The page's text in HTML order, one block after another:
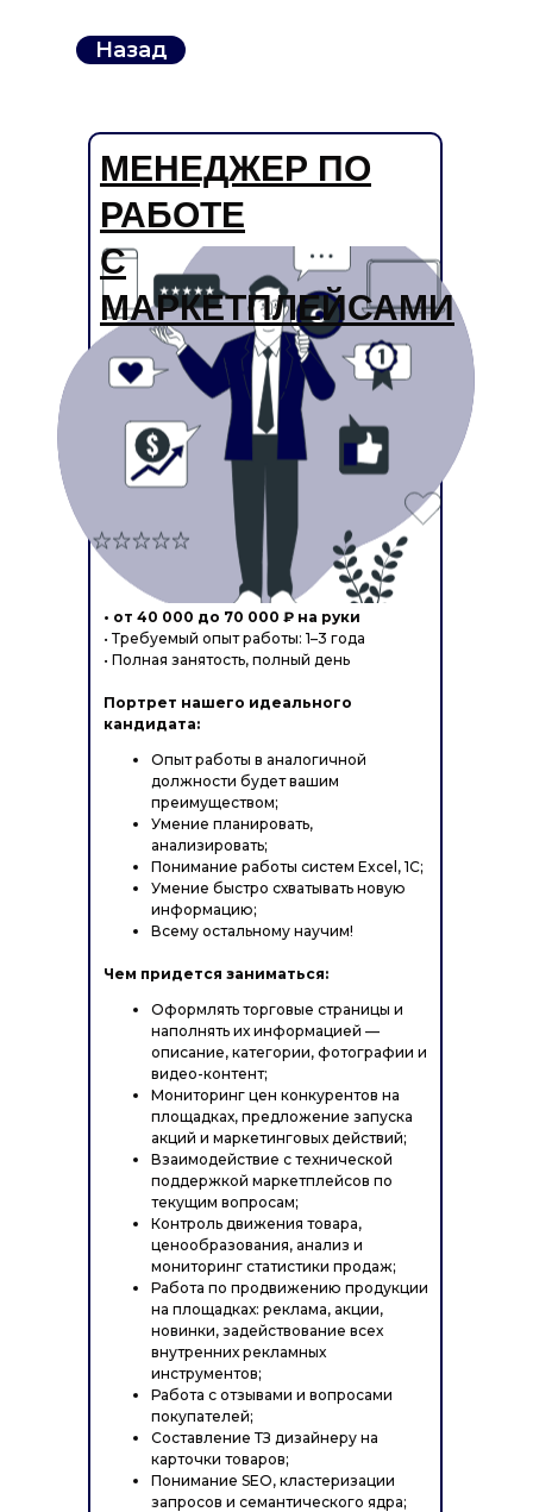
Назад
• от 40 000 до 70 000 ₽ на руки
• Требуемый опыт работы: 1–3 года
• Полная занятость, полный день
Портрет нашего идеального
кандидата:
Опыт работы в аналогичной
должности будет вашим
преимуществом;
Умение планировать,
анализировать;
Понимание работы систем Excel, 1C;
Умение быстро схватывать новую
информацию;
Всему остальному научим!
Чем придется заниматься:
Оформлять торговые страницы и
наполнять их информацией —
описание, категории, фотографии и
видео-контент;
Мониторинг цен конкурентов на
площадках, предложение запуска
акций и маркетинговых действий;
Взаимодействие с технической
поддержкой маркетплейсов по
текущим вопросам;
Контроль движения товара,
ценообразования, анализ и
мониторинг статистики продаж;
Работа по продвижению продукции
на площадках: реклама, акции,
новинки, задействование всех
внутренних рекламных
инструментов;
Работа с отзывами и вопросами
покупателей;
Составление ТЗ дизайнеру на
карточки товаров;
Понимание SEO, кластеризации
запросов и семантического ядра;
МЕНЕДЖЕР ПО
РАБОТЕ
С
МАРКЕТПЛЕЙСАМИ